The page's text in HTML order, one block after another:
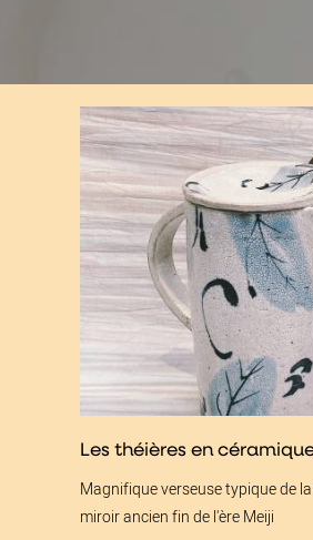
Les théières en
Magnifique verseuse typique de
miroir ancien fin de l'ère Meiji